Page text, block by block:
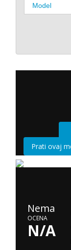
Prati ovaj
Nema
OCENA
N/A